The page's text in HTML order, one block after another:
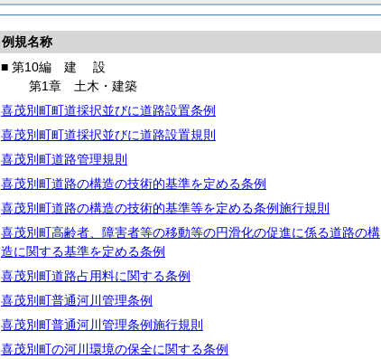
例規名称
■ 第10編 建 設
第1章 土木・建築
喜茂別町町道採択並びに道路設置条例
喜茂別町町道採択並びに道路設置規則
喜茂別町道路管理規則
喜茂別町道路の構造の技術的基準を定める条例
喜茂別町道路の構造の技術的基準等を定める条例施行規則
喜茂別町高齢者、障害者等の移動等の円滑化の促進に係る道路の構
造に関する基準を定める条例
喜茂別町道路占用料に関する条例
喜茂別町普通河川管理条例
喜茂別町普通河川管理条例施行規則
喜茂別町の河川環境の保全に関する条例